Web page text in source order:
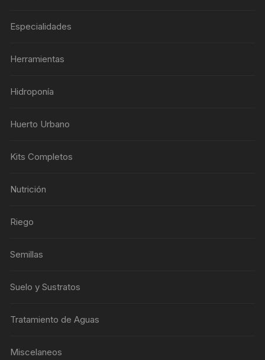
Especialidades
Herramientas
Hidroponía
Huerto Urbano
Kits Completos
Nutrición
Riego
Semillas
Suelo y Sustratos
Tratamiento de Aguas
Miscelaneos